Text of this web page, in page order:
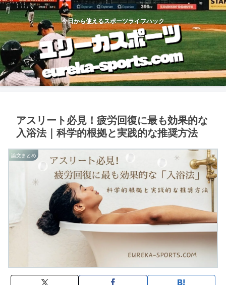
今日から使えるスポーツライフハック
アスリート必見！疲労回復に最も効果的な
入浴法｜科学的根拠と実践的な推奨方法
論文まとめ